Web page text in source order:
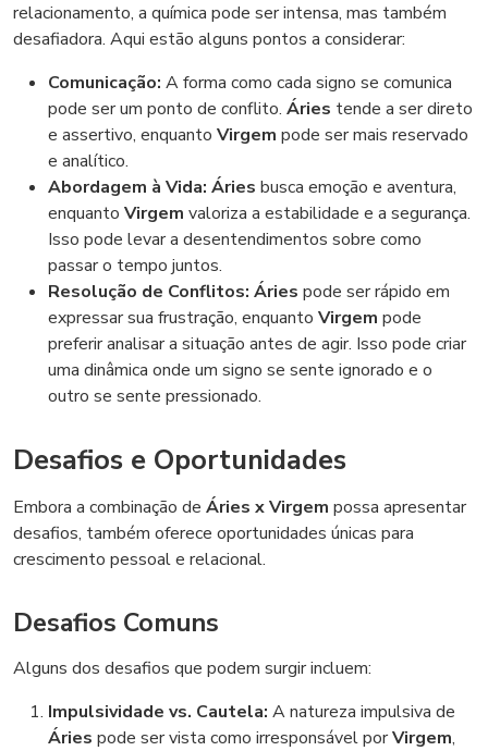
relacionamento, a química pode ser intensa, mas também
desafiadora. Aqui estão alguns pontos a considerar:
Comunicação: A forma como cada signo se comunica
pode ser um ponto de conflito. Áries tende a ser direto
e assertivo, enquanto Virgem pode ser mais reservado
e analítico.
Abordagem à Vida: Áries busca emoção e aventura,
enquanto Virgem valoriza a estabilidade e a segurança.
Isso pode levar a desentendimentos sobre como
passar o tempo juntos.
Resolução de Conflitos: Áries pode ser rápido em
expressar sua frustração, enquanto Virgem pode
preferir analisar a situação antes de agir. Isso pode criar
uma dinâmica onde um signo se sente ignorado e o
outro se sente pressionado.
Desafios e Oportunidades
Embora a combinação de Áries x Virgem possa apresentar
desafios, também oferece oportunidades únicas para
crescimento pessoal e relacional.
Desafios Comuns
Alguns dos desafios que podem surgir incluem:
Impulsividade vs. Cautela: A natureza impulsiva de
Áries pode ser vista como irresponsável porVirgem,